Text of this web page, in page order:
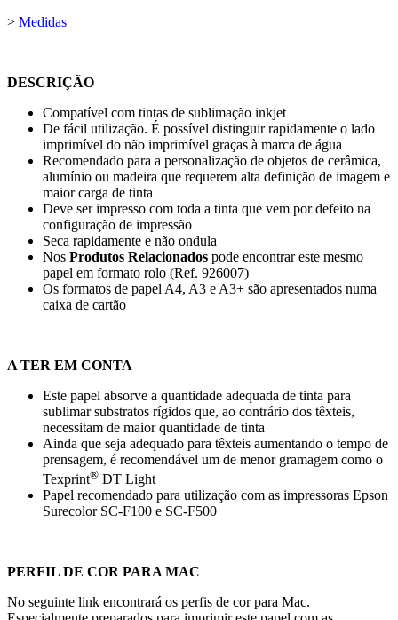
> Medidas
DESCRIÇÃO
Compatível com tintas de sublimação inkjet
De fácil utilização. É possível distinguir rapidamente o lado
imprimível do não imprimível graças à marca de água
Recomendado para a personalização de objetos de cerâmica,
alumínio ou madeira que requerem alta definição de imagem e
maior carga de tinta
Deve ser impresso com toda a tinta que vem por defeito na
configuração de impressão
Seca rapidamente e não ondula
Nos Produtos Relacionados pode encontrar este mesmo
papel em formato rolo (Ref. 926007)
Os formatos de papel A4, A3 e A3+ são apresentados numa
caixa de cartão
A TER EM CONTA
Este papel absorve a quantidade adequada de tinta para
sublimar substratos rígidos que, ao contrário dos têxteis,
necessitam de maior quantidade de tinta
Ainda que seja adequado para têxteis aumentando o tempo de
prensagem, é recomendável um de menor gramagem como o
Texprint® DT Light
Papel recomendado para utilização com as impressoras Epson
Surecolor SC-F100 e SC-F500
PERFIL DE COR PARA MAC
No seguinte link encontrará os perfis de cor para Mac.